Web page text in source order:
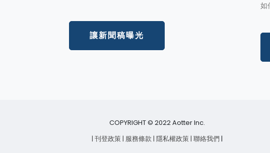
讓新聞稿曝光
如
COPYRIGHT © 2022 Aotter Inc.
| 刊登政策 | 服務條款 | 隱私權政策 | 聯絡我們 |